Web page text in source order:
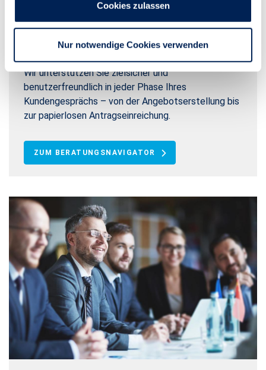
Cookies zulassen
Nur notwendige Cookies verwenden
BeratungsNavigator Online
Wir unterstützen Sie zielsicher und
benutzerfreundlich in jeder Phase Ihres
Kundengesprächs – von der Angebotserstellung bis
zur papierlosen Antragseinreichung.
ZUM BERATUNGSNAVIGATOR